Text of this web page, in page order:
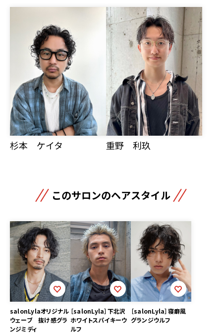
杉本 ケイタ 重野 利玖
このサロンのヘアスタイル
salonLylaオリジナル
ウェーブ 抜け感グラ
ンジミディ
［salonLyla］下北沢
ホワイトスパイキーウ
ルフ
［salonLyla］寝癖風
グランジウルフ